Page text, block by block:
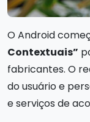
O Android
Contextuais”
fabricantes. O
do usuário e
e serviços de